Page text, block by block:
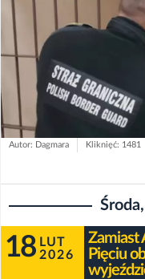
Autor: Dagmara Kliknięć: 1481
18 LUT
2026
Zamiast
Pięciu